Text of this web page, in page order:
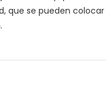
que se pueden colocar